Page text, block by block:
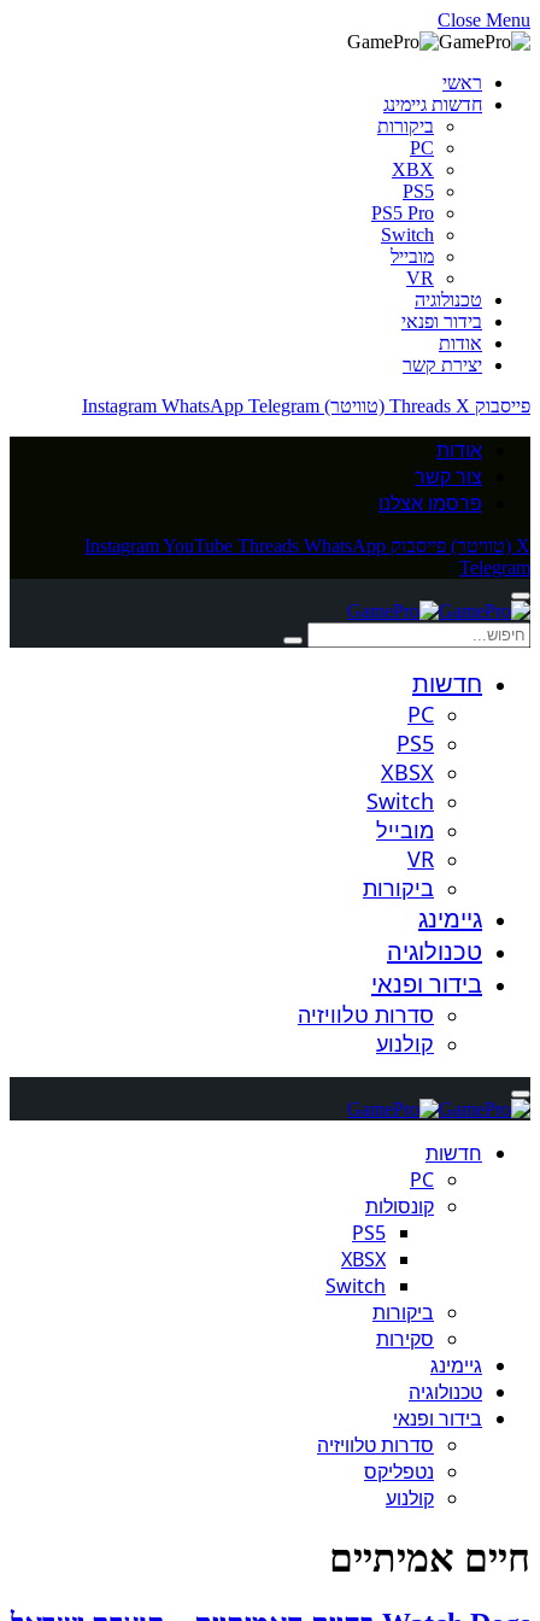
Close Menu
ראשי
חדשות גיימינג
ביקורות
PC
XBX
PS5
PS5 Pro
Switch
מובייל
VR
טכנולוגיה
בידור ופנאי
אודות
יצירת קשר
פייסבוק
Threads X (טוויטר) Instagram WhatsApp Telegram
אודות
צור קשר
פרסמו אצלנו
X (טוויטר) פייסבוק InstagramYouTube Threads WhatsApp
Telegram
חדשות
PC
PS5
XBSX
Switch
מובייל
VR
ביקורות
גיימינג
טכנולוגיה
בידור ופנאי
סדרות טלוויזיה
קולנוע
חדשות
PC
קונסולות
PS5
XBSX
Switch
ביקורות
סקירות
גיימינג
טכנולוגיה
בידור ופנאי
סדרות טלוויזיה
נטפליקס
קולנוע
חיים אמיתיים